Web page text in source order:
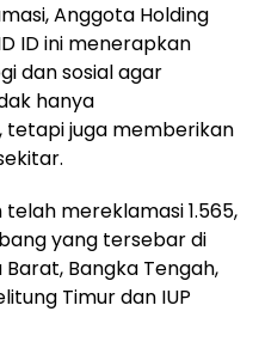
Anggota Holding
ID ini menerapkan
dan sosial agar
hanya
tetapi juga memberikan
mereklamasi 1.565,
yang tersebar di
Bangka Tengah,
Timur dan IUP